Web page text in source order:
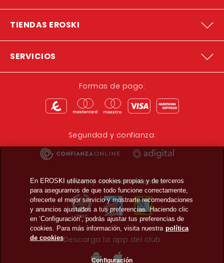
TIENDAS EROSKI
SERVICIOS
Formas de pago:
Seguridad y confianza:
Premios y reconocimientos:
Descarga la app del club
En EROSKI utilizamos cookies propias y de terceros
para asegurarnos de que todo funcione correctamente,
ofrecerte el mejor servicio y mostrarte recomendaciones
y anuncios ajustados a tus preferencias. Haciendo clic
en ‘Configuración’, podrás ajustar tus preferencias de
cookies. Para más información, visita nuestra política
de cookies
Configuración